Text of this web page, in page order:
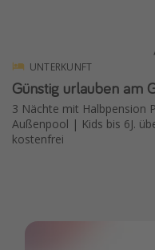
UNTERKUNFT
Günstig urlauben
3 Nächte mit Halbpension
Außenpool | Kids bis 6J.
kostenfrei